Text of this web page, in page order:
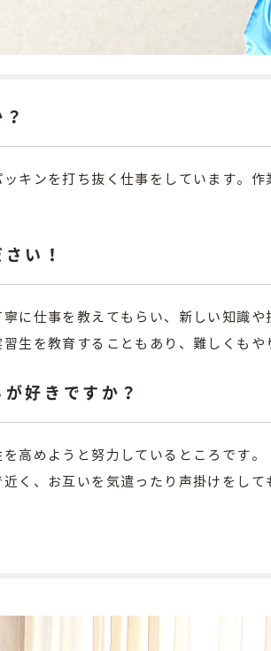
キンを打ち抜く仕事をしています。
い！
に仕事を教えてもらい、新しい知識
生を教育することもあり、難しくもや
好きですか？
高めようと努力しているところです。
く、お互いを気遣ったり声掛けをし